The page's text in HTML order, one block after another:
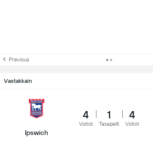
Previous
Vastakkain
Ipswich
4
Voitot
1
Tasapelit
4
Voitot